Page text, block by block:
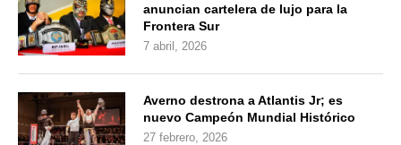
anuncian cartelera de lujo para la
Frontera Sur
7 abril, 2026
Averno destrona a Atlantis Jr; es
nuevo Campeón Mundial Histórico
27 febrero, 2026